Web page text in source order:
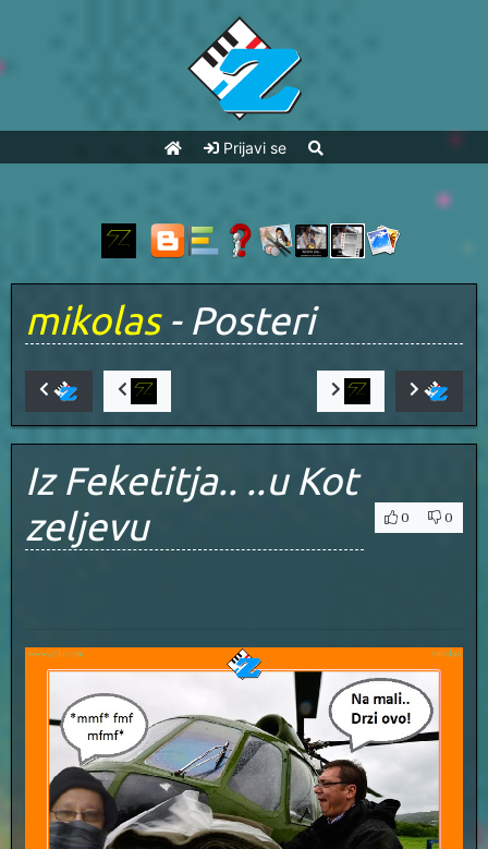
Prijavi se
mikolas- Posteri
Iz Feketitja.. ..u Kot
zeljevu
0 0